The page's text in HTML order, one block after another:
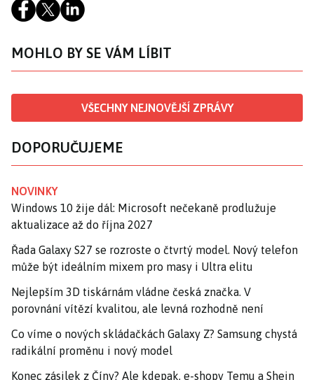
MOHLO BY SE VÁM LÍBIT
VŠECHNY NEJNOVĚJŠÍ ZPRÁVY
DOPORUČUJEME
NOVINKY
Windows 10 žije dál: Microsoft nečekaně prodlužuje
aktualizace až do října 2027
Řada Galaxy S27 se rozroste o čtvrtý model. Nový telefon
může být ideálním mixem pro masy i Ultra elitu
Nejlepším 3D tiskárnám vládne česká značka. V
porovnání vítězí kvalitou, ale levná rozhodně není
Co víme o nových skládačkách Galaxy Z? Samsung chystá
radikální proměnu i nový model
Konec zásilek z Číny? Ale kdepak, e-shopy Temu a Shein